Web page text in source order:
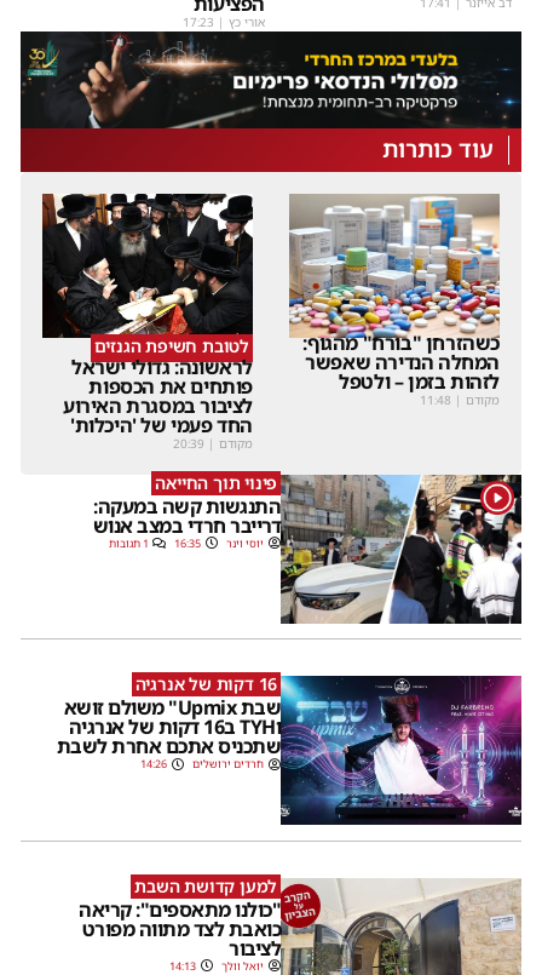
אורי כץ |
17:23
עוד כותרות
כשהזרחן "בורח" מהגוף:
המחלה הנדירה שאפשר
לזהות בזמן – ולטפל
מקודם |
11:48
לטובת חשיפת הגנזים
לראשונה: גדולי ישראל
פותחים את הכספות
לציבור במסגרת האירוע
החד פעמי של 'היכלות'
מקודם |
20:39
1 פינוי תוך החייאה
התנגשות קשה במעקה:
דרייבר חרדי במצב אנוש
יוסי וינר 16:35 1 תגובות
16 דקות של אנרגיה
שבת Upmix" משולם זושא
וTYH ב16 דקות של אנרגיה
שתכניס אתכם אחרת לשבת
חרדים ירושלים 14:26
למען קדושת השבת
"כולנו מתאספים": קריאה
כואבת לצד מתווה מפורט
לציבור
יואל וולך 14:13